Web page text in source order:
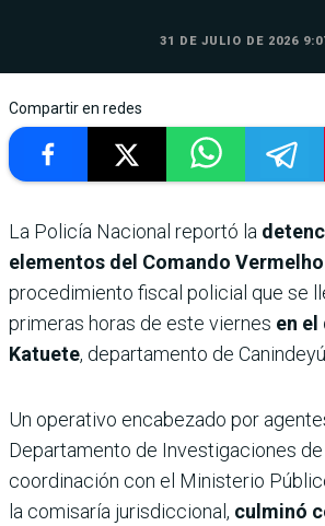
31 DE JULIO DE 2026
Compartir en redes
La Policía Nacional reportó la
elementos del Comando Vermelho
procedimiento fiscal policial que se
primeras horas de este viernes en
Katuete, departamento de Canindeyú.
Un operativo encabezado por
Departamento de Investigaciones de
coordinación con el Ministerio
la comisaría jurisdiccional, culminó